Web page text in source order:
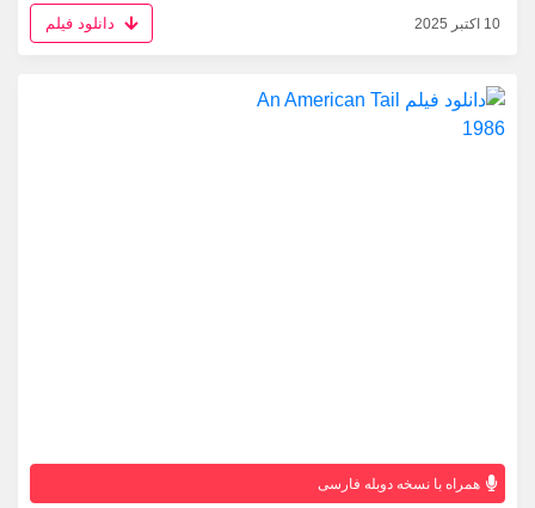
10 اکتبر 2025 دانلود فیلم
همراه با نسخه دوبله فارسی